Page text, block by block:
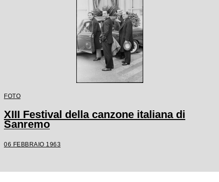
FOTO
XIII Festival della canzone italiana di
Sanremo
06 FEBBRAIO 1963